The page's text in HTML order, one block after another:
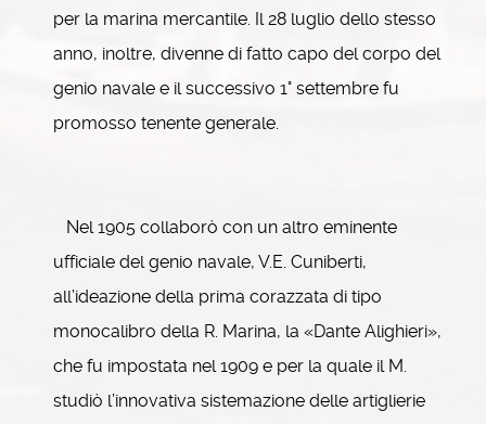
per la marina mercantile. Il 28 luglio dello stesso
anno, inoltre, divenne di fatto capo del corpo del
genio navale e il successivo 1° settembre fu
promosso tenente generale.
Nel 1905 collaborò con un altro eminente
ufficiale del genio navale, V.E. Cuniberti,
all’ideazione della prima corazzata di tipo
monocalibro della R. Marina, la «Dante Alighieri»,
che fu impostata nel 1909 e per la quale il M.
studiò l’innovativa sistemazione delle artiglierie